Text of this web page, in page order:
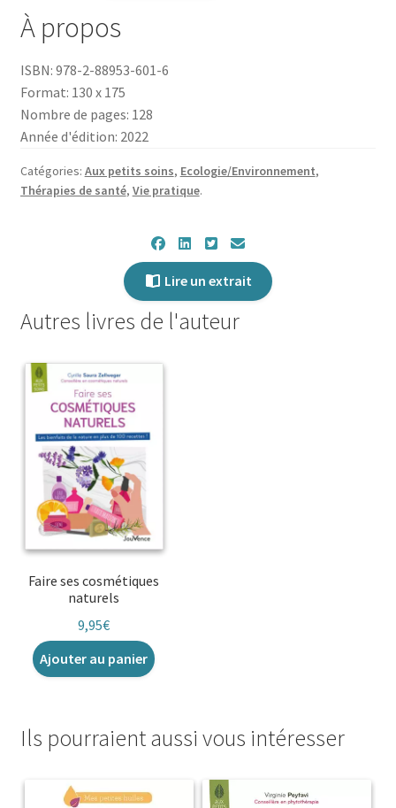
Faire
ses
naturels
À propos
ISBN: 978-2-88953-601-6
Format: 130 x 175
Nombre de pages: 128
Année d'édition: 2022
Catégories: Aux petits soins, Ecologie/Environnement,
Thérapies de santé, Vie pratique.
Lire un extrait
Autres livres de l'auteur
Faire ses cosmétiques
naturels
9,95€
Ajouter au panier
Ils pourraient aussi vous intéresser